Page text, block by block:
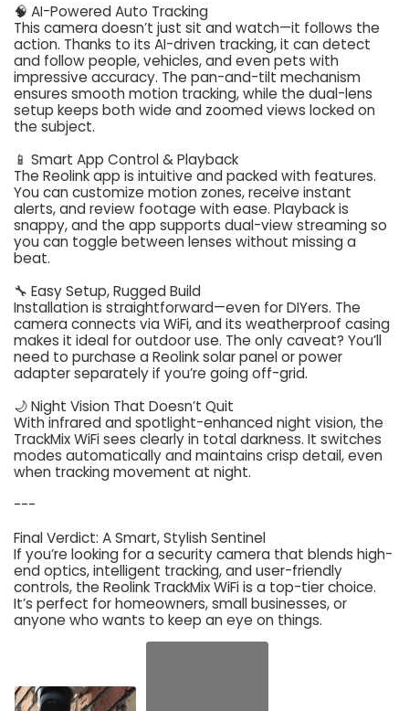
🧠 AI-Powered Auto Tracking
This camera doesn’t just sit and watch—it follows the
action. Thanks to its AI-driven tracking, it can detect
and follow people, vehicles, and even pets with
impressive accuracy. The pan-and-tilt mechanism
ensures smooth motion tracking, while the dual-lens
setup keeps both wide and zoomed views locked on
the subject.
📱 Smart App Control & Playback
The Reolink app is intuitive and packed with features.
You can customize motion zones, receive instant
alerts, and review footage with ease. Playback is
snappy, and the app supports dual-view streaming so
you can toggle between lenses without missing a
beat.
🔧 Easy Setup, Rugged Build
Installation is straightforward—even for DIYers. The
camera connects via WiFi, and its weatherproof casing
makes it ideal for outdoor use. The only caveat? You’ll
need to purchase a Reolink solar panel or power
adapter separately if you’re going off-grid.
🌙 Night Vision That Doesn’t Quit
With infrared and spotlight-enhanced night vision, the
TrackMix WiFi sees clearly in total darkness. It switches
modes automatically and maintains crisp detail, even
when tracking movement at night.
---
Final Verdict: A Smart, Stylish Sentinel
If you’re looking for a security camera that blends high-
end optics, intelligent tracking, and user-friendly
controls, the Reolink TrackMix WiFi is a top-tier choice.
It’s perfect for homeowners, small businesses, or
anyone who wants to keep an eye on things.